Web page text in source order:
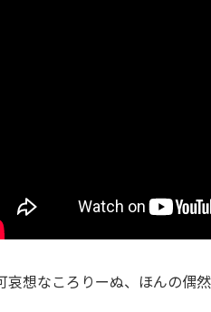
哀想なころりーぬ、ほんの偶